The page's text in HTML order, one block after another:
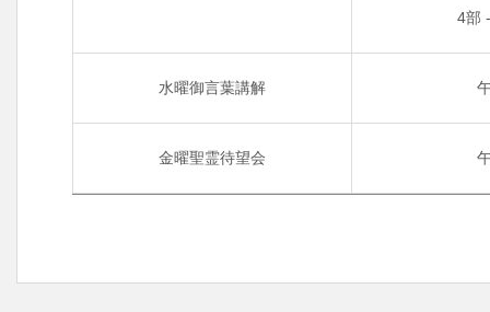
4部
水曜御言葉講解
金曜聖霊待望会